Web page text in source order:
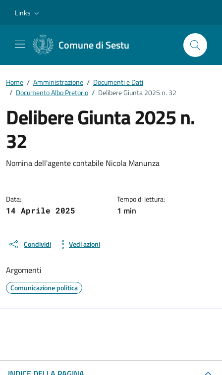
Links
Comune di Sestu
Home / Amministrazione / Documenti e Dati
/ Documento Albo Pretorio / Delibere Giunta 2025 n. 32
Delibere Giunta 2025 n.
32
Dettagli del documento
Nomina dell'agente contabile Nicola Manunza
Data:
14 Aprile 2025
Tempo di lettura:
1 min
Condividi Vedi azioni
Argomenti
Comunicazione politica